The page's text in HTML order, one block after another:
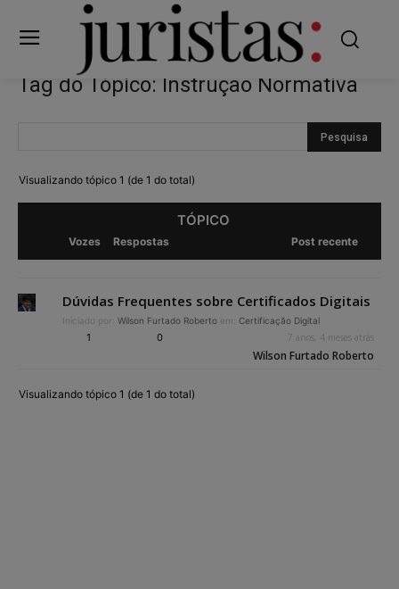
Tag do Tópico: Instrução Normativa
Visualizando tópico 1 (de 1 do total)
TÓPICO
Vozes Respostas Post recente
Dúvidas Frequentes sobre Certificados Digitais
Iniciado por: Wilson Furtado Roberto em: Certificação Digital
1 0 7 anos, 4 meses atrás
Wilson Furtado Roberto
Visualizando tópico 1 (de 1 do total)